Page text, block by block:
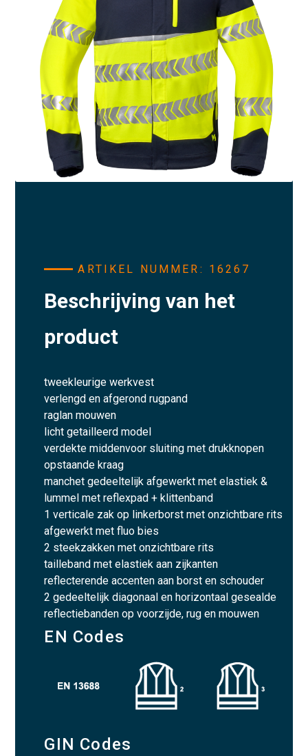
ARTIKEL NUMMER: 16267
Beschrijving van het
product
tweekleurige werkvest
verlengd en afgerond rugpand
raglan mouwen
licht getailleerd model
verdekte middenvoor sluiting met drukknopen
opstaande kraag
manchet gedeeltelijk afgewerkt met elastiek &
lummel met reflexpad + klittenband
1 verticale zak op linkerborst met onzichtbare rits
afgewerkt met fluo bies
2 steekzakken met onzichtbare rits
tailleband met elastiek aan zijkanten
reflecterende accenten aan borst en schouder
2 gedeeltelijk diagonaal en horizontaal gesealde
reflectiebanden op voorzijde, rug en mouwen
EN Codes
GIN Codes